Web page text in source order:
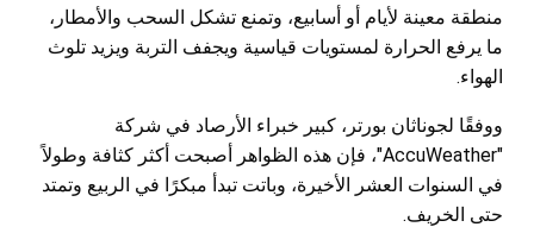
منطقة معينة لأيام أو أسابيع، وتمنع تشكل السحب والأمطار،
ما يرفع الحرارة لمستويات قياسية ويجفف التربة ويزيد تلوث
الهواء.
ووفقًا لجوناثان بورتر، كبير خبراء الأرصاد في شركة
"AccuWeather"، فإن هذه الظواهر أصبحت أكثر كثافة وطولاً
في السنوات العشر الأخيرة، وباتت تبدأ مبكرًا في الربيع وتمتد
حتى الخريف.